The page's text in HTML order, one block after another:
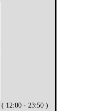
( 12:00 - 23:50 )